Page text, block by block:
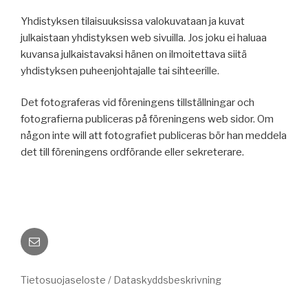
Yhdistyksen tilaisuuksissa valokuvataan ja kuvat
julkaistaan yhdistyksen web sivuilla. Jos joku ei haluaa
kuvansa julkaistavaksi hänen on ilmoitettava siitä
yhdistyksen puheenjohtajalle tai sihteerille.
Det fotograferas vid föreningens tillställningar och
fotografierna publiceras på föreningens web sidor. Om
någon inte will att fotografiet publiceras bör han meddela
det till föreningens ordförande eller sekreterare.
Sähköposti
Tietosuojaseloste / Dataskyddsbeskrivning